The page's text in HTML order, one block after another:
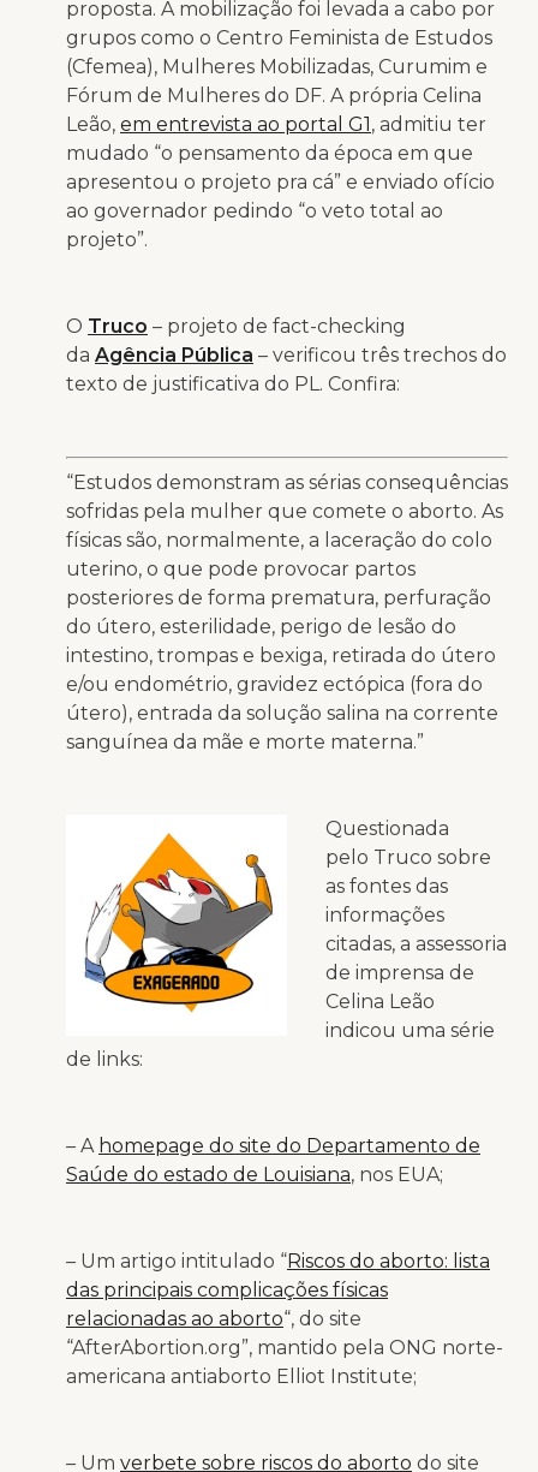
proposta. A mobilização foi levada a cabo por
grupos como o Centro Feminista de Estudos
(Cfemea), Mulheres Mobilizadas, Curumim e
Fórum de Mulheres do DF. A própria Celina
Leão, em entrevista ao portal G1, admitiu ter
mudado “o pensamento da época em que
apresentou o projeto pra cá” e enviado ofício
ao governador pedindo “o veto total ao
projeto”.
O Truco – projeto de fact-checking
da Agência Pública – verificou três trechos do
texto de justificativa do PL. Confira:
“Estudos demonstram as sérias consequências
sofridas pela mulher que comete o aborto. As
físicas são, normalmente, a laceração do colo
uterino, o que pode provocar partos
posteriores de forma prematura, perfuração
do útero, esterilidade, perigo de lesão do
intestino, trompas e bexiga, retirada do útero
e/ou endométrio, gravidez ectópica (fora do
útero), entrada da solução salina na corrente
sanguínea da mãe e morte materna.”
Questionada
pelo Truco sobre
as fontes das
informações
citadas, a assessoria
de imprensa de
Celina Leão
indicou uma série
de links:
– A homepage do site do Departamento de
Saúde do estado de Louisiana, nos EUA;
– Um artigo intitulado “Riscos do aborto: lista
das principais complicações físicas
relacionadas ao aborto“, do site
“AfterAbortion.org”, mantido pela ONG norte-
americana antiaborto Elliot Institute;
– Um verbete sobre riscos do aborto do site